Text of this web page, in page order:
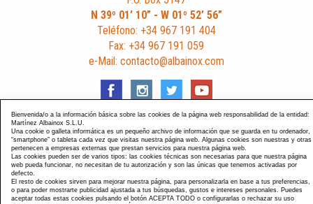
N 39º 01’ 10” - W 01º 52’ 56”
Teléfono: +34 967 191 404
Fax: +34 967 191 059
e-Mail: contacto@albainox.com
Diseño y Desarrollo web Im3diA comunicación. Esta página
está optimizada para navegadores Chrome, Internet Explorer
9 y Firefox 4.0.
Bienvenida/o a la información básica sobre las cookies de la página web responsabilidad de la entidad:
Martínez Albainox S.L.U.
Una cookie o galleta informática es un pequeño archivo de información que se guarda en tu ordenador,
“smartphone” o tableta cada vez que visitas nuestra página web. Algunas cookies son nuestras y otras
pertenecen a empresas externas que prestan servicios para nuestra página web.
Las cookies pueden ser de varios tipos: las cookies técnicas son necesarias para que nuestra página
web pueda funcionar, no necesitan de tu autorización y son las únicas que tenemos activadas por
defecto.
El resto de cookies sirven para mejorar nuestra página, para personalizarla en base a tus preferencias,
o para poder mostrarte publicidad ajustada a tus búsquedas, gustos e intereses personales. Puedes
aceptar todas estas cookies pulsando el botón ACEPTA TODO o configurarlas o rechazar su uso